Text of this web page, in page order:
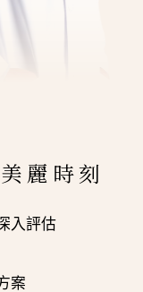
麗時刻
入評估
案